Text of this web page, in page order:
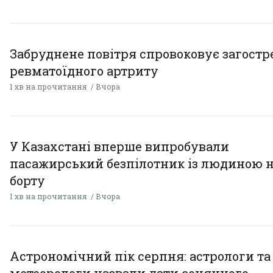
Забруднене повітря спровоковує
ревматоїдного артриту
1 хв на прочитання Вчора
У Казахстані вперше випробували
пасажирський безпілотник із людиною
борту
1 хв на прочитання Вчора
Астрономічний пік серпня: астрологи та